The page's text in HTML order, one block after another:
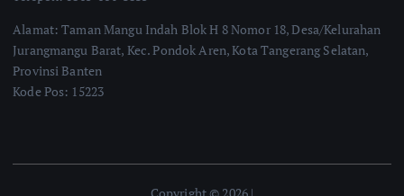
Alamat: Taman Mangu Indah Blok H 8 Nomor 18, Desa/Kelurahan
Jurangmangu Barat, Kec. Pondok Aren, Kota Tangerang Selatan,
Provinsi Banten
Kode Pos: 15223